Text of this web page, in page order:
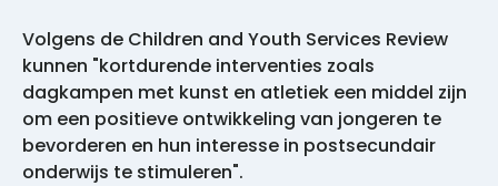
Volgens de Children and Youth Services Review
kunnen "kortdurende interventies zoals
dagkampen met kunst en atletiek een middel zijn
om een positieve ontwikkeling van jongeren te
bevorderen en hun interesse in postsecundair
onderwijs te stimuleren".